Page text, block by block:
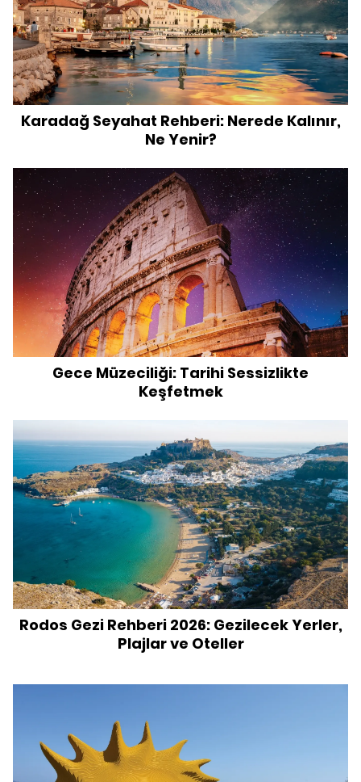
Karadağ Seyahat Rehberi: Nerede Kalınır,
Ne Yenir?
Gece Müzeciliği: Tarihi Sessizlikte
Keşfetmek
Rodos Gezi Rehberi 2026: Gezilecek Yerler,
Plajlar ve Oteller